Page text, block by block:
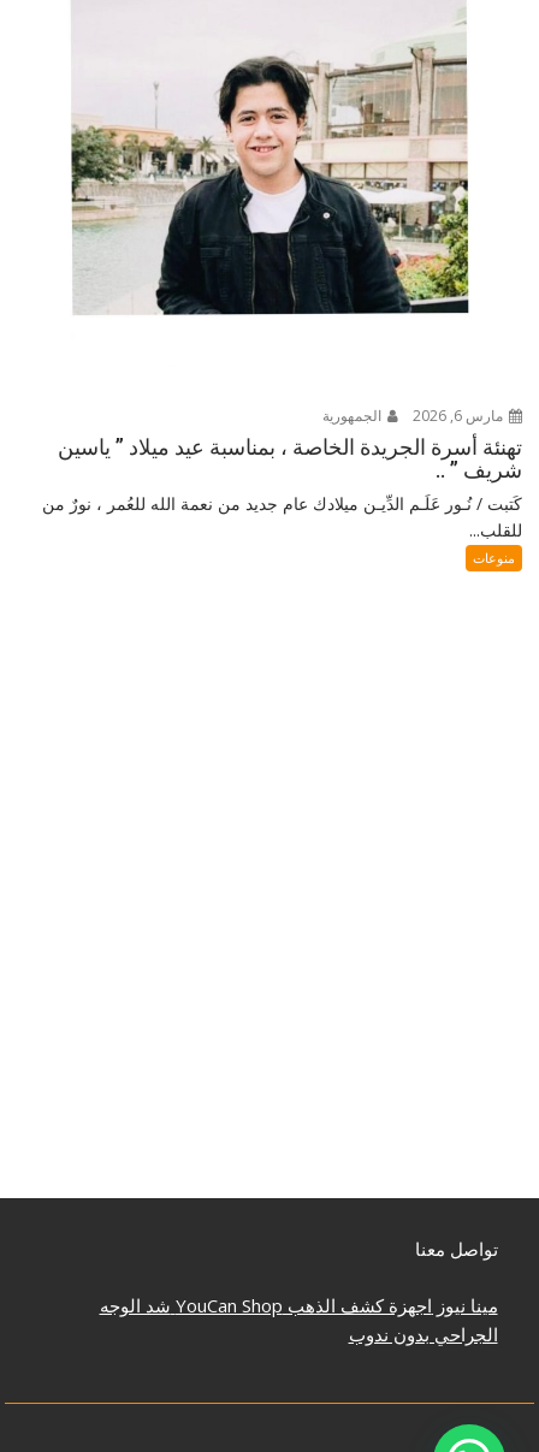
مارس 6, 2026 الجمهورية
تهنئة أسرة الجريدة الخاصة ، بمناسبة عيد ميلاد ” ياسين
شريف ” ..
كَتبت / نُـور عَلَـم الدِّيـن ميلادك عام جديد من نعمة الله للعُمر ، نورٌ من
للقلب...
منوعات
تواصل معنا
مينا نيوز اجهزة كشف الذهب YouCan Shop شد الوجه
الجراحي بدون ندوب